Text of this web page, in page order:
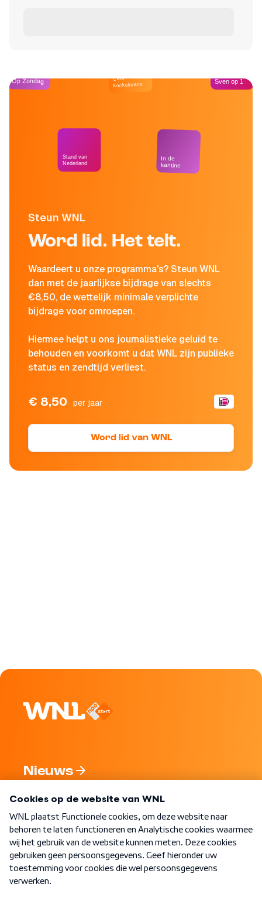
Steun WNL
Word lid. Het telt.
Waardeert u onze programma's? Steun WNL
dan met de jaarlijkse bijdrage van slechts
€8,50, de wettelijk minimale verplichte
bijdrage voor omroepen.
Hiermee helpt u ons journalistieke geluid te
behouden en voorkomt u dat WNL zijn publieke
status en zendtijd verliest.
€ 8,50 per jaar
Word lid van WNL
Op Zondag
Stand van
Nederland
Café
Kockelmann
In de
kantine
Sven op 1
Nieuws
Nieuwsbrief
Word Lid